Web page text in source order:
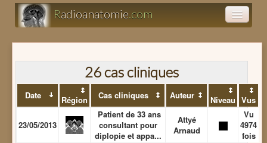
Radioanatomie.com
Atlas d'anatomie
Présentations
Clairance
26 cas cliniques
Date Région Cas cliniques Auteur Niveau Vus
23/05/2013
Patient de 33 ans
consultant pour
diplopie et appa...
Attyé
Arnaud
Vu
4974
fois